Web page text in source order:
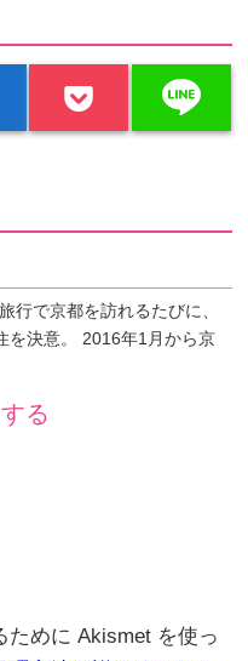
line
行で京都を訪れるたびに、
を決意。 2016年1月から京
る
ために Akismet を使っ